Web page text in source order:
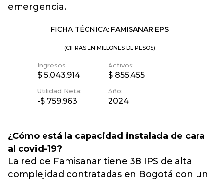
emergencia.
¿Cómo está la capacidad instalada de cara
al covid-19?
La red de Famisanar tiene 38 IPS de alta
complejidad contratadas en Bogotá con un